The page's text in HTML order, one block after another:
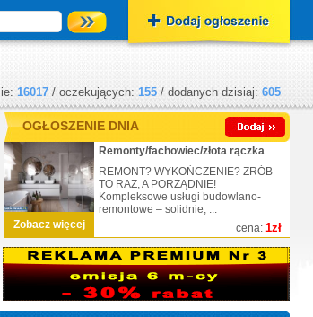
16017 / oczekujących: 155 / dodanych dzisiaj: 605
OGŁOSZENIE DNIA
Zobacz więcej cena: 1zł
Remonty/fachowiec/złota rączka
REMONT? WYKOŃCZENIE? ZRÓB
TO RAZ, A PORZĄDNIE!
Kompleksowe usługi budowlano-
remontowe – solidnie, ...